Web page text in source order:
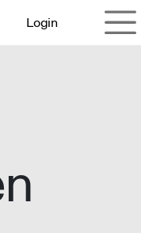
Login